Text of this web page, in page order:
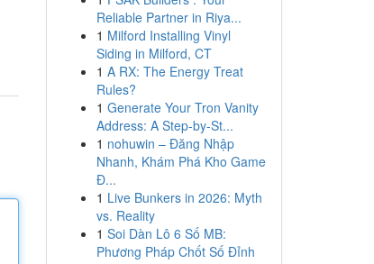
Reliable Partner in Riya...
1 Milford Installing Vinyl
Siding in Milford, CT
1 A RX: The Energy Treat
Rules?
1 Generate Your Tron Vanity
Address: A Step-by-St...
1 nohuwin – Đăng Nhập
Nhanh, Khám Phá Kho Game
Đ...
1 Live Bunkers in 2026: Myth
vs. Reality
1 Soi Dàn Lô 6 Số MB:
Phương Pháp Chốt Số Đỉnh